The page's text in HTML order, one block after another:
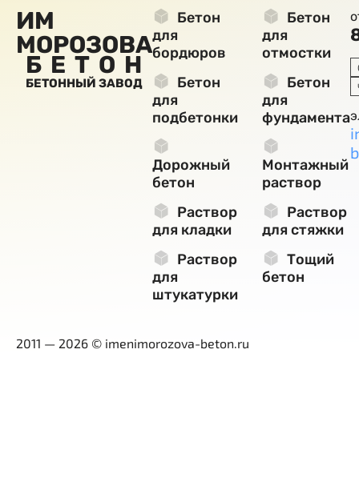
ИМ
МОРОЗОВА
БЕТОН
БЕТОННЫЙ ЗАВОД
Бетон
для
бордюров
Бетон
для
отмостки
Бетон
для
подбетонки
Бетон
для
фундамента
Дорожный
бетон
Монтажный
раствор
Раствор
для кладки
Раствор
для стяжки
Раствор
для
штукатурки
Тощий
бетон
2011 — 2026 © imenimorozova-beton.ru